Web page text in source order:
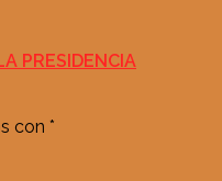
PRESIDENCIA
con *